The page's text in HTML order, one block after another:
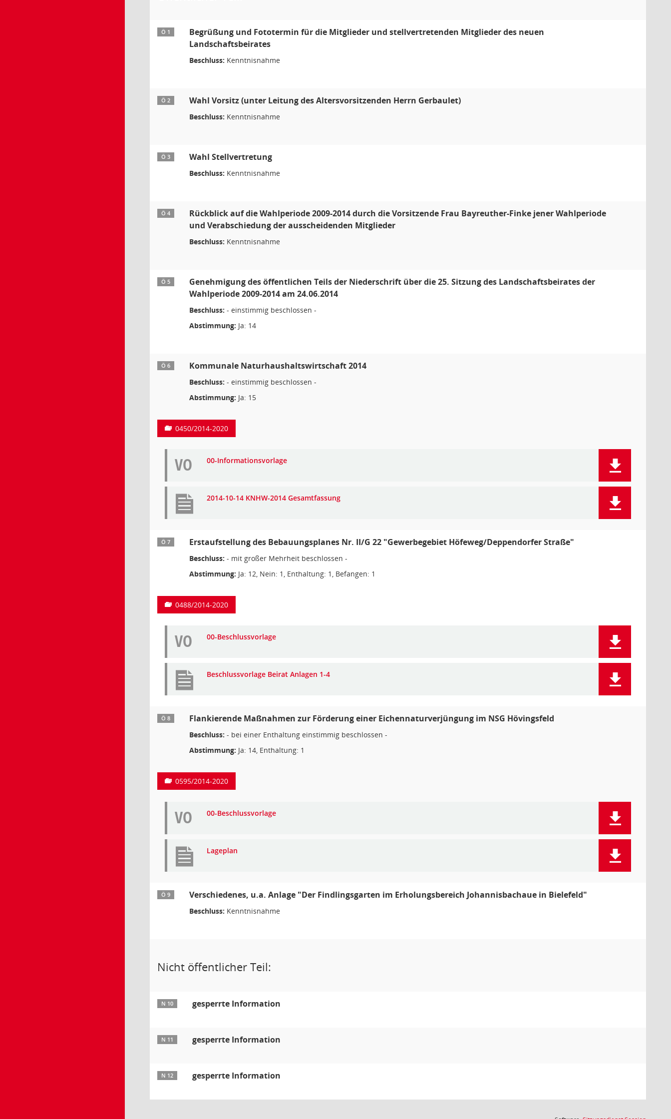
Ö 1
Begrüßung und Fototermin für die Mitglieder und stellvertretenden Mitglieder des neuen
Landschaftsbeirates
Beschluss: Kenntnisnahme
Ö 2 Wahl Vorsitz (unter Leitung des Altersvorsitzenden Herrn Gerbaulet)
Beschluss: Kenntnisnahme
Ö 3 Wahl Stellvertretung
Beschluss: Kenntnisnahme
Ö 4
Rückblick auf die Wahlperiode 2009-2014 durch die Vorsitzende Frau Bayreuther-Finke jener Wahlperiode
und Verabschiedung der ausscheidenden Mitglieder
Beschluss: Kenntnisnahme
Ö 5
Genehmigung des öffentlichen Teils der Niederschrift über die 25. Sitzung des Landschaftsbeirates der
Wahlperiode 2009-2014 am 24.06.2014
Beschluss: - einstimmig beschlossen -
Abstimmung: Ja: 14
Ö 6 Kommunale Naturhaushaltswirtschaft 2014
Beschluss: - einstimmig beschlossen -
Abstimmung: Ja: 15
0450/2014-2020
VO 00-Informationsvorlage
2014-10-14 KNHW-2014 Gesamtfassung
Ö 7 Erstaufstellung des Bebauungsplanes Nr. II/G 22 "Gewerbegebiet Höfeweg/Deppendorfer Straße"
Beschluss: - mit großer Mehrheit beschlossen -
Abstimmung: Ja: 12, Nein: 1, Enthaltung: 1, Befangen: 1
0488/2014-2020
VO 00-Beschlussvorlage
Beschlussvorlage Beirat Anlagen 1-4
Ö 8 Flankierende Maßnahmen zur Förderung einer Eichennaturverjüngung im NSG Hövingsfeld
Beschluss: - bei einer Enthaltung einstimmig beschlossen -
Abstimmung: Ja: 14, Enthaltung: 1
0595/2014-2020
VO 00-Beschlussvorlage
Lageplan
Ö 9 Verschiedenes, u.a. Anlage "Der Findlingsgarten im Erholungsbereich Johannisbachaue in Bielefeld"
Beschluss: Kenntnisnahme
Nicht öffentlicher Teil:
N 10 gesperrte Information
N 11 gesperrte Information
N 12 gesperrte Information